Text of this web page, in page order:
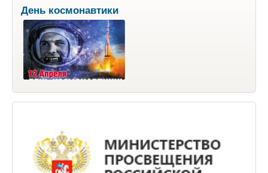
День космонавтики